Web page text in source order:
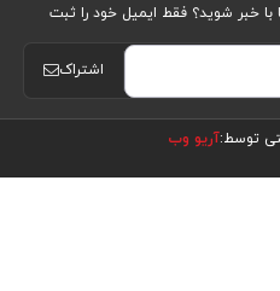
(5)
خبر شوید؟ فقط ایمیل خود را ثبت
اشتراک
توسط:آریو وب